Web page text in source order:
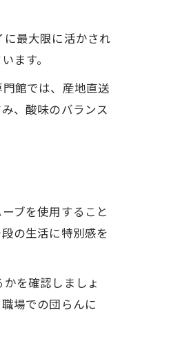
最大限に活かされ
ます。
館では、産地直送
、酸味のバランス
ブを使用すること
の生活に特別感を
を確認しましょ
場での団らんに